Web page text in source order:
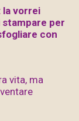
la vorrei
per
con
vita, ma